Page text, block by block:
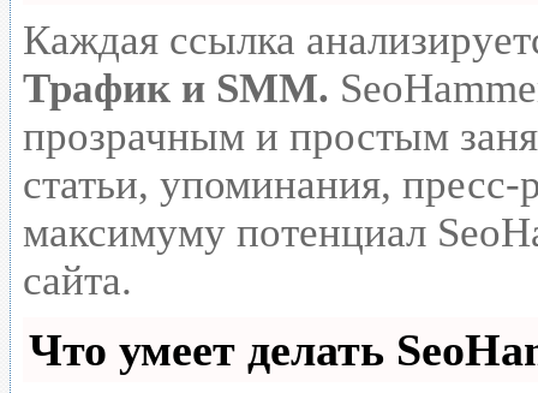
Каждая ссылка
Трафик и SMM.
прозрачным и простым
статьи, упоминания,
максимуму потенциал
сайта.
Что умеет делать